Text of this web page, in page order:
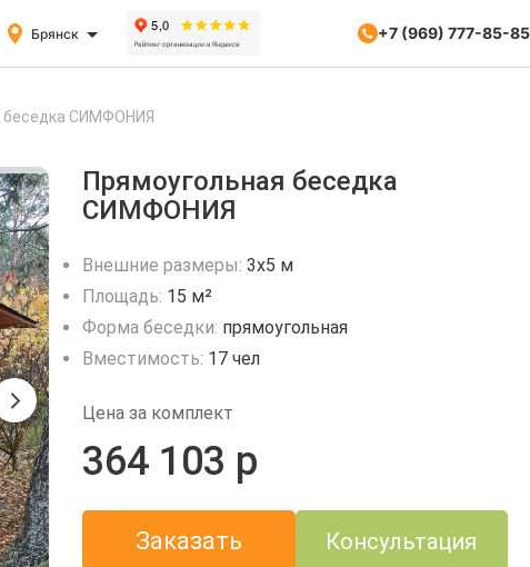
Брянск +7 (969) 777-85-85
беседка СИМФОНИЯ
Прямоугольная беседка
СИМФОНИЯ
Внешние размеры:3х5 м
Площадь: 15 м²
Форма беседки: прямоугольная
Вместимость: 17 чел
Цена за комплект
364 103 р
Заказать Консультация